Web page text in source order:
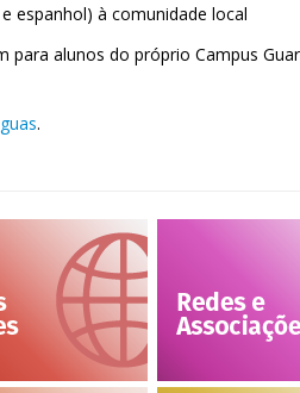
espanhol) à comunidade local
alunos do próprio Campus
.